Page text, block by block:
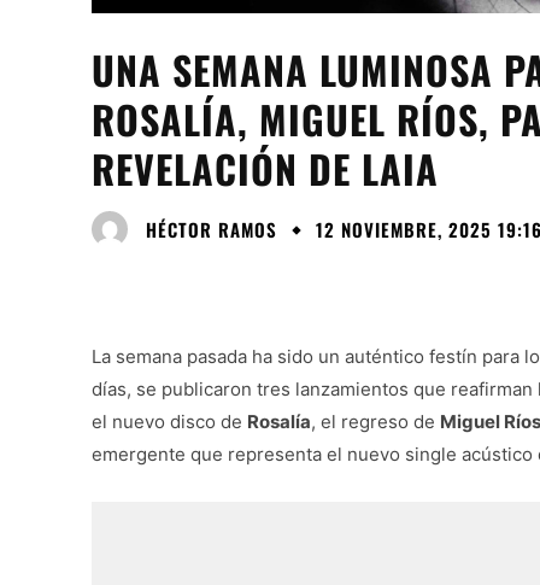
UNA SEMANA LUMINOSA
ROSALÍA, MIGUEL RÍOS,
REVELACIÓN DE LAIA
HÉCTOR RAMOS 12 NOVIEMBRE, 2025
La semana pasada ha sido un auténtico festín para
días, se publicaron tres lanzamientos que
el nuevo disco de Rosalía, el regreso de Miguel Ríos
emergente que representa el nuevo single